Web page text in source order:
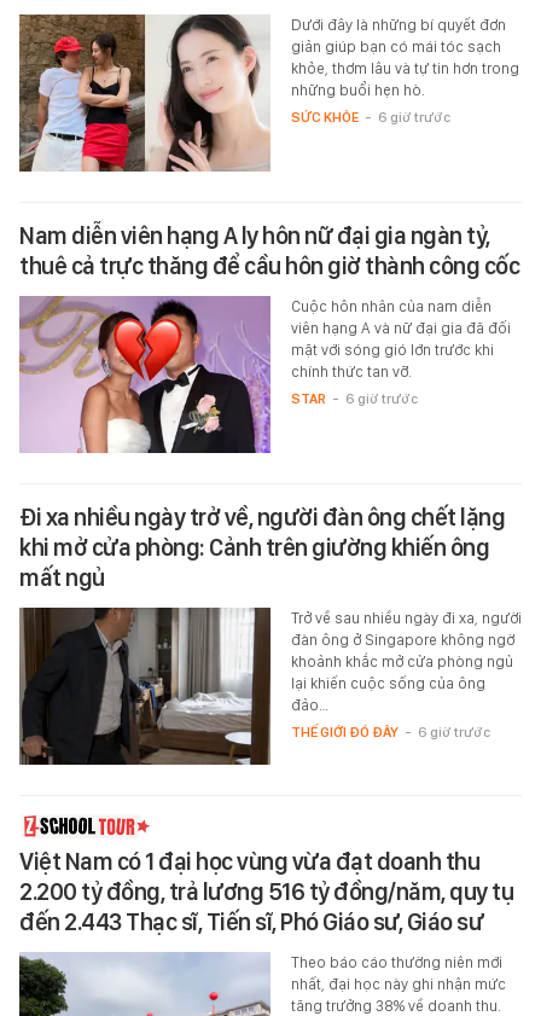
Dưới đây là những bí quyết đơn
giản giúp bạn có mái tóc sạch
khỏe, thơm lâu và tự tin hơn trong
những buổi hẹn hò.
SỨC KHỎE - 6 giờ trước
Nam diễn viên hạng A ly hôn nữ đại gia ngàn tỷ,
thuê cả trực thăng để cầu hôn giờ thành công cốc
Cuộc hôn nhân của nam diễn
viên hạng A và nữ đại gia đã đối
mặt với sóng gió lớn trước khi
chính thức tan vỡ.
STAR - 6 giờ trước
Đi xa nhiều ngày trở về, người đàn ông chết lặng
khi mở cửa phòng: Cảnh trên giường khiến ông
mất ngủ
Trở về sau nhiều ngày đi xa, người
đàn ông ở Singapore không ngờ
khoảnh khắc mở cửa phòng ngủ
lại khiến cuộc sống của ông
đảo…
THẾ GIỚI ĐÓ ĐÂY - 6 giờ trước
Việt Nam có 1 đại học vùng vừa đạt doanh thu
2.200 tỷ đồng, trả lương 516 tỷ đồng/năm, quy tụ
đến 2.443 Thạc sĩ, Tiến sĩ, Phó Giáo sư, Giáo sư
Theo báo cáo thường niên mới
nhất, đại học này ghi nhận mức
tăng trưởng 38% về doanh thu.